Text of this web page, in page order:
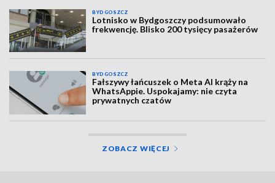
BYDGOSZCZ
Lotnisko w Bydgoszczy podsumowało
frekwencję. Blisko 200 tysięcy pasażerów
BYDGOSZCZ
Fałszywy łańcuszek o Meta AI krąży na
WhatsAppie. Uspokajamy: nie czyta
prywatnych czatów
ZOBACZ WIĘCEJ